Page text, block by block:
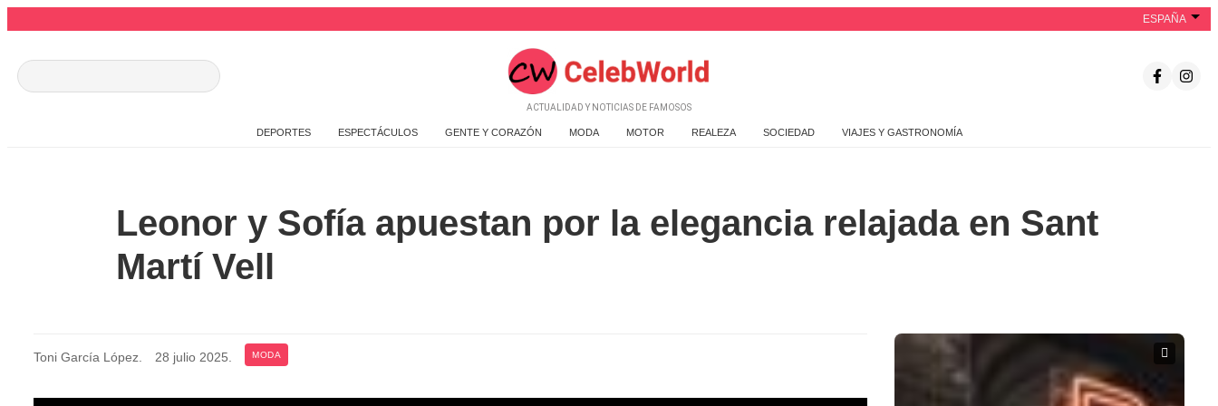
ESPAÑA
ACTUALIDAD Y NOTICIAS DE FAMOSOS
DEPORTES ESPECTÁCULOS GENTE Y CORAZÓN MODA MOTOR REALEZA SOCIEDAD VIAJES Y GASTRONOMÍA
Leonor y Sofía apuestan por la elegancia relajada en Sant
Martí Vell
Toni García López 28 julio 2025 MODA